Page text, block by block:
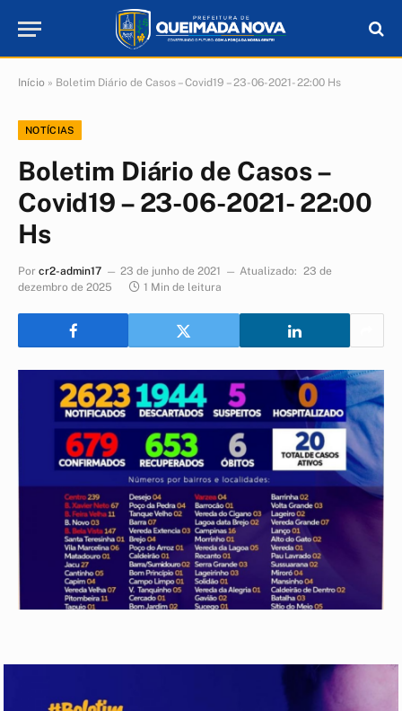
Início » Boletim Diário de Casos – Covid19 – 23-06-2021- 22:00 Hs
NOTÍCIAS
Boletim Diário de Casos –
Covid19 – 23-06-2021- 22:00
Hs
Por cr2-admin17 23 de junho de 2021 Atualizado: 23 de
dezembro de 2025
1 Min de leitura